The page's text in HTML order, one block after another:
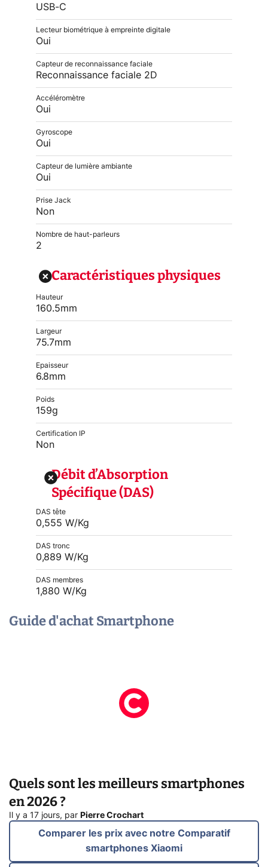
USB-C
Lecteur biométrique à empreinte digitale
Oui
Capteur de reconnaissance faciale
Reconnaissance faciale 2D
Accéléromètre
Oui
Gyroscope
Oui
Capteur de lumière ambiante
Oui
Prise Jack
Non
Nombre de haut-parleurs
2
Caractéristiques physiques
Hauteur
160.5mm
Largeur
75.7mm
Epaisseur
6.8mm
Poids
159g
Certification IP
Non
Débit d’Absorption
Spécifique (DAS)
DAS tête
0,555 W/Kg
DAS tronc
0,889 W/Kg
DAS membres
1,880 W/Kg
Guide d'achat Smartphone
Quels sont les meilleurs smartphones
en 2026 ?
Il y a 17 jours, par Pierre Crochart
Comparer les prix avec notre Comparatif
smartphones Xiaomi